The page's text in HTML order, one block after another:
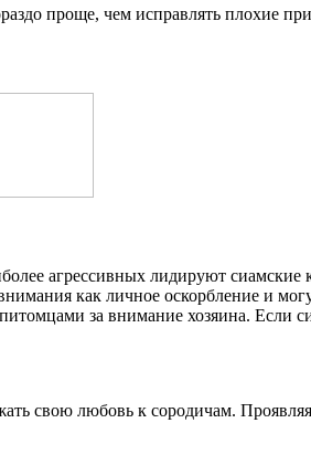
проще, чем исправлять плохие
агрессивных лидируют
как личное оскорбление и
за внимание хозяина. Если
свою любовь к сородичам.